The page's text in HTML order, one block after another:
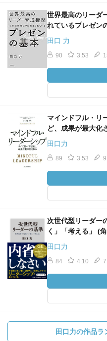
世界最高のリーダ
れているプレゼン
田口 力
90 3.53
マインドフル・リ
ど、成果が最大化
田口力
89 3.53 9
次世代型リーダー
く」「考える」 (
田口力
84 4.10 7
田口力の作品ラ